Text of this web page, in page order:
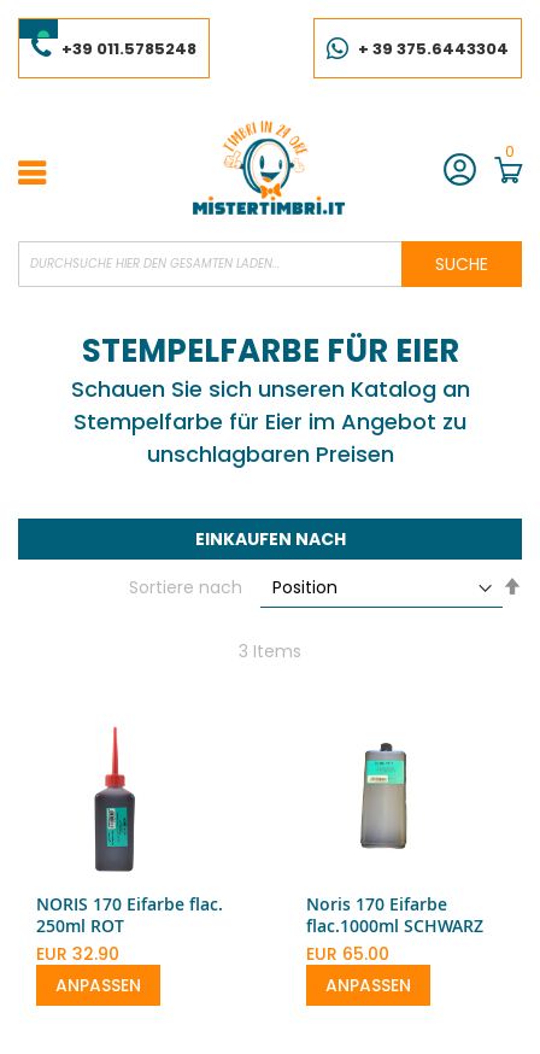
to
Content+39 011.5785248 + 39 375.6443304
Konto
0
SUCHE
STEMPELFARBE FÜR EIER
Schauen Sie sich unseren Katalog an
Stempelfarbe für Eier im Angebot zu
unschlagbaren Preisen
3 Items
Sortiere nach
NORIS 170 Eifarbe flac.
250ml ROT
EUR 32.90
ANPASSEN
Noris 170 Eifarbe
flac.1000ml SCHWARZ
EUR 65.00
ANPASSEN
EINKAUFEN NACH